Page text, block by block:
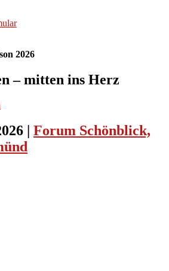
2026
– mitten ins Herz
| Forum Schönblick,